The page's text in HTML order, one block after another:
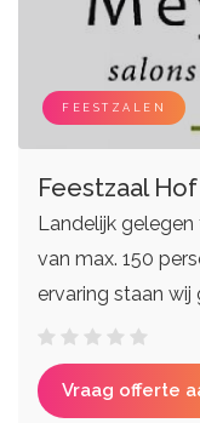
FEESTZALEN
Feestzaal
Landelijk
van max. 150
ervaring staan wij
Vraag offerte